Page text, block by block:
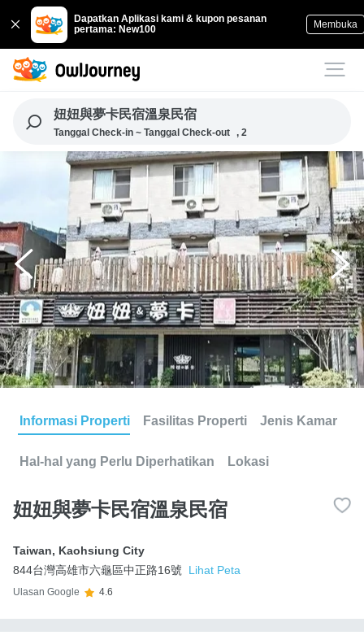
Dapatkan Aplikasi kami & kupon pesanan
pertama: New100
Membuka
妞妞與夢卡民宿溫泉民宿
Tanggal Check-in ~ Tanggal Check-out , 2
Informasi Properti Fasilitas Properti Jenis Kamar
Hal-hal yang Perlu Diperhatikan Lokasi
妞妞與夢卡民宿溫泉民宿
Taiwan, Kaohsiung City
844台灣高雄市六龜區中正路16號
Lihat Peta
Ulasan Google 4.6